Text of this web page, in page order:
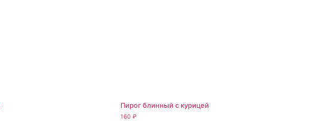
Пирог блинный с курицей
160₽